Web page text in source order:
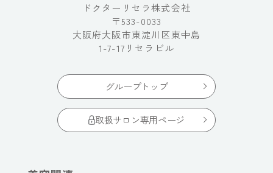
ドクターリセラ株式会社
〒533-0033
大阪府大阪市東淀川区東中島
1-7-17リセラビル
グループトップ
取扱サロン専用ページ